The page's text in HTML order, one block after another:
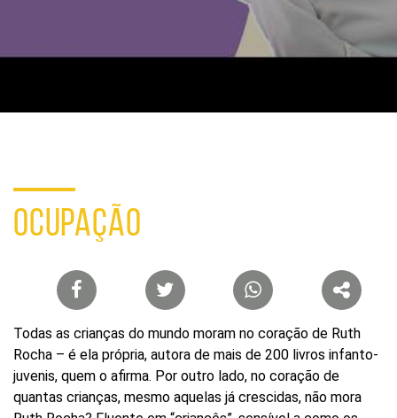
do
OCUPAÇÃO
compartilhamento
em
redes
sociais
Todas as crianças do mundo moram no coração de Ruth
Rocha – é ela própria, autora de mais de 200 livros infanto-
juvenis, quem o afirma. Por outro lado, no coração de
quantas crianças, mesmo aquelas já crescidas, não mora